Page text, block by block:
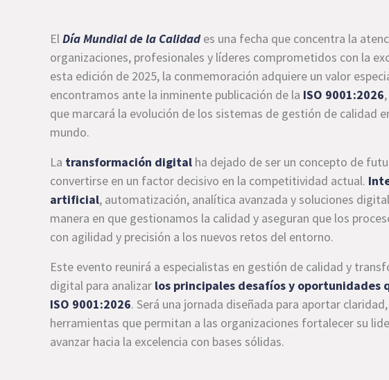
ElDía Mundial de la Calidades una fecha que concentra la
organizaciones, profesionales y líderes comprometidos con la
esta edición de 2025, la conmemoración adquiere un valor
encontramos ante la inminente publicación de la ISO 9001:2026
que marcará la evolución de los sistemas de gestión de calidad
mundo.
La transformación digital ha dejado de ser un concepto de
convertirse en un factor decisivo en la competitividad actual.
artificial, automatización, analítica avanzada y soluciones
manera en que gestionamos la calidad y aseguran que los
con agilidad y precisión a los nuevos retos del entorno.
Este evento reunirá a especialistas en gestión de calidad y
digital para analizar los principales desafíos y oportunidades
ISO 9001:2026. Será una jornada diseñada para aportar
herramientas que permitan a las organizaciones fortalecer su
avanzar hacia la excelencia con bases sólidas.